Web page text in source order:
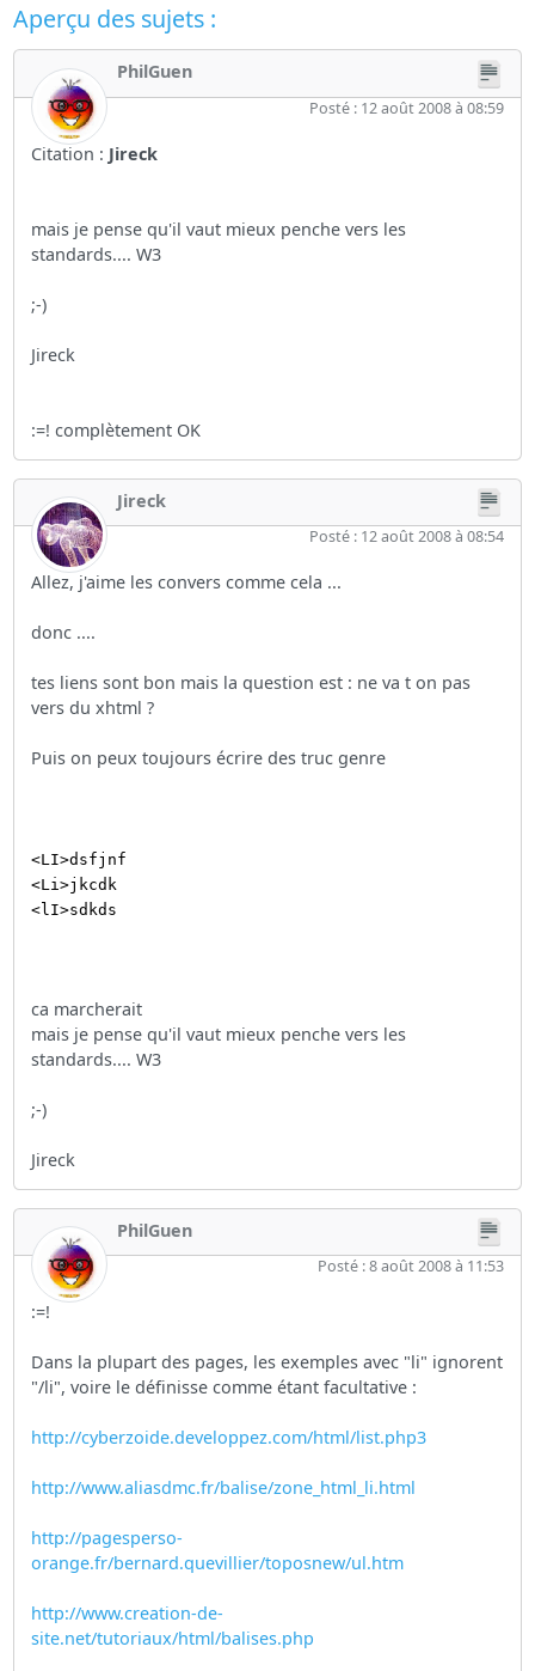
Aperçu des sujets :
PhilGuen
Posté : 12 août 2008 à 08:59
Citation : Jireck
mais je pense qu'il vaut mieux penche vers les
standards.... W3
;-)
Jireck
:=! complètement OK
Jireck
Posté : 12 août 2008 à 08:54
Allez, j'aime les convers comme cela ...
donc ....
tes liens sont bon mais la question est : ne va t on pas
vers du xhtml ?
Puis on peux toujours écrire des truc genre
<LI>dsfjnf
<Li>jkcdk
<lI>sdkds
ca marcherait
mais je pense qu'il vaut mieux penche vers les
standards.... W3
;-)
Jireck
PhilGuen
Posté : 8 août 2008 à 11:53
:=!
Dans la plupart des pages, les exemples avec "li" ignorent
"/li", voire le définisse comme étant facultative :
http://cyberzoide.developpez.com/html/list.php3
http://www.aliasdmc.fr/balise/zone_html_li.html
http://pagesperso-
orange.fr/bernard.quevillier/toposnew/ul.htm
http://www.creation-de-
site.net/tutoriaux/html/balises.php